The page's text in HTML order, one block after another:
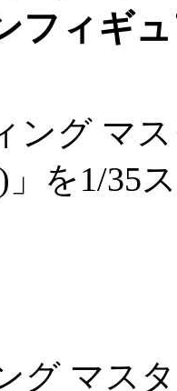
フィギ
ング マ
を1/35